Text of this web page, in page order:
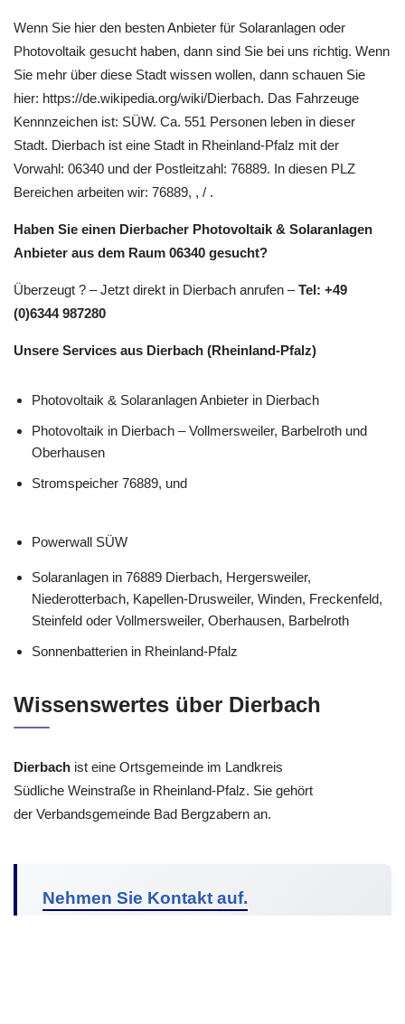
Wenn Sie hier den besten Anbieter für Solaranlagen oder
Photovoltaik gesucht haben, dann sind Sie bei uns richtig. Wenn
Sie mehr über diese Stadt wissen wollen, dann schauen Sie
hier: https://de.wikipedia.org/wiki/Dierbach. Das Fahrzeuge
Kennnzeichen ist: SÜW. Ca. 551 Personen leben in dieser
Stadt. Dierbach ist eine Stadt in Rheinland-Pfalz mit der
Vorwahl: 06340 und der Postleitzahl: 76889. In diesen PLZ
Bereichen arbeiten wir: 76889, , / .
Haben Sie einen Dierbacher Photovoltaik & Solaranlagen
Anbieter aus dem Raum 06340 gesucht?
Überzeugt ? – Jetzt direkt in Dierbach anrufen –Tel: +49
(0)6344 987280
Unsere Services aus Dierbach (Rheinland-Pfalz)
Photovoltaik & Solaranlagen Anbieter in Dierbach
Photovoltaik in Dierbach – Vollmersweiler, Barbelroth und
Oberhausen
Stromspeicher 76889, und
Powerwall SÜW
Solaranlagen in 76889 Dierbach, Hergersweiler,
Niederotterbach, Kapellen-Drusweiler, Winden, Freckenfeld,
Steinfeld oder Vollmersweiler, Oberhausen, Barbelroth
Sonnenbatterien in Rheinland-Pfalz
Wissenswertes über Dierbach
Dierbach ist eine Ortsgemeinde im Landkreis
Südliche Weinstraße in Rheinland-Pfalz. Sie gehört
der Verbandsgemeinde Bad Bergzabern an.
Nehmen Sie Kontakt auf.